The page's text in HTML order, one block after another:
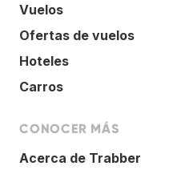
Vuelos
Ofertas de vuelos
Hoteles
Carros
CONOCER MÁS
Acerca de Trabber